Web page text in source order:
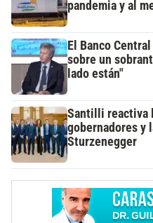
pandemia y al
El Banco
sobre un
lado están"
Santilli reactiva
gobernadores y
Sturzenegger